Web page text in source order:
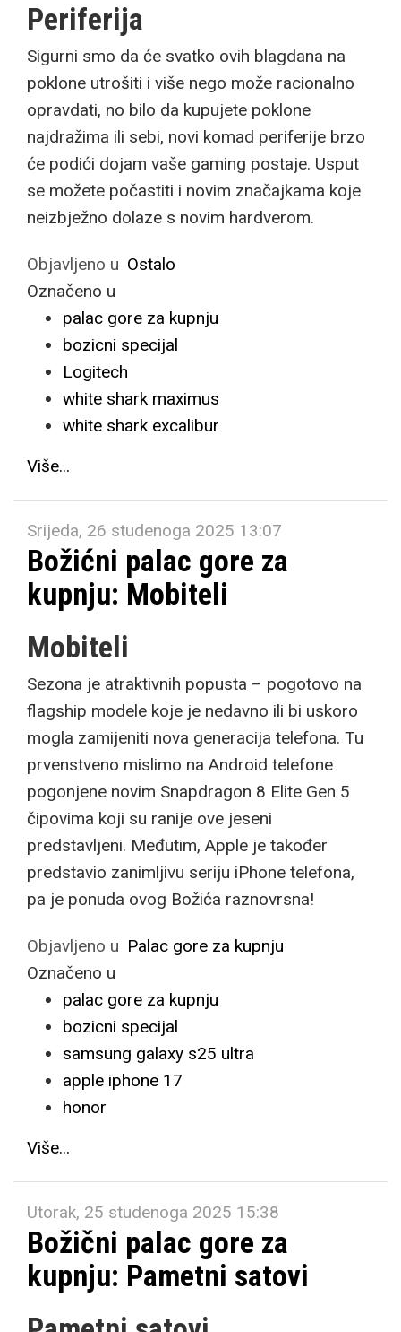
Periferija
Sigurni smo da će svatko ovih blagdana na
poklone utrošiti i više nego može racionalno
opravdati, no bilo da kupujete poklone
najdražima ili sebi, novi komad periferije brzo
će podići dojam vaše gaming postaje. Usput
se možete počastiti i novim značajkama koje
neizbježno dolaze s novim hardverom.
Objavljeno u Ostalo
Označeno u
palac gore za kupnju
bozicni specijal
Logitech
white shark maximus
white shark excalibur
Više...
Srijeda, 26 studenoga 2025 13:07
Božićni palac gore za
kupnju: Mobiteli
Mobiteli
Sezona je atraktivnih popusta – pogotovo na
flagship modele koje je nedavno ili bi uskoro
mogla zamijeniti nova generacija telefona. Tu
prvenstveno mislimo na Android telefone
pogonjene novim Snapdragon 8 Elite Gen 5
čipovima koji su ranije ove jeseni
predstavljeni. Međutim, Apple je također
predstavio zanimljivu seriju iPhone telefona,
pa je ponuda ovog Božića raznovrsna!
Objavljeno u Palac gore za kupnju
Označeno u
palac gore za kupnju
bozicni specijal
samsung galaxy s25 ultra
apple iphone 17
honor
Više...
Utorak, 25 studenoga 2025 15:38
Božični palac gore za
kupnju: Pametni satovi